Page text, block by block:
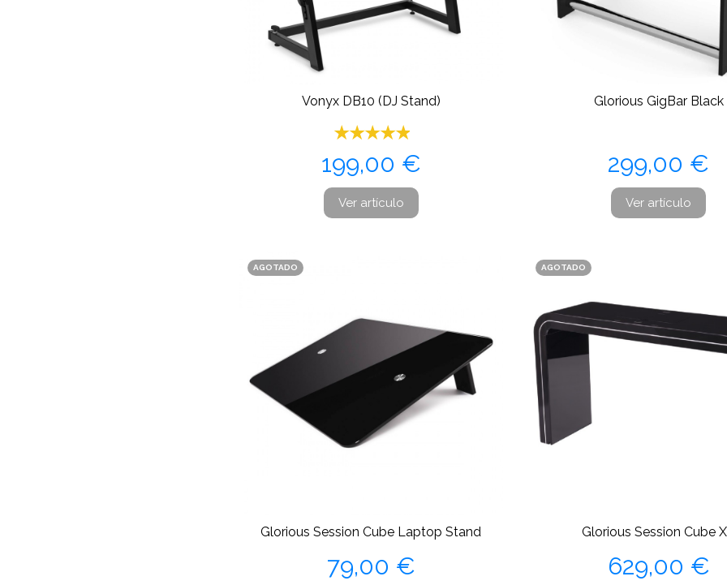
Vonyx DB10 (DJ Stand)
Precio
199,00 €
Ver artículo
Glorious GigBar Black
Precio
299,00 €
Ver artículo
AGOTADO
Glorious Session Cube Laptop Stand
Precio
79,00 €
AGOTADO
Glorious Session Cube
Precio
629,00 €